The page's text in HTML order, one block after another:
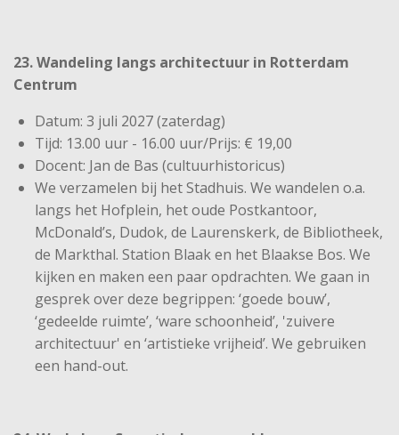
23. Wandeling langs architectuur in Rotterdam
Centrum
Datum: 3 juli 2027 (zaterdag)
Tijd: 13.00 uur - 16.00 uur/Prijs: € 19,00
Docent: Jan de Bas (cultuurhistoricus)
We verzamelen bij het Stadhuis. We wandelen o.a.
langs het Hofplein, het oude Postkantoor,
McDonald’s, Dudok, de Laurenskerk, de Bibliotheek,
de Markthal. Station Blaak en het Blaakse Bos. We
kijken en maken een paar opdrachten. We gaan in
gesprek over deze begrippen: ‘goede bouw’,
‘gedeelde ruimte’, ‘ware schoonheid’, 'zuivere
architectuur' en ‘artistieke vrijheid’. We gebruiken
een hand-out.